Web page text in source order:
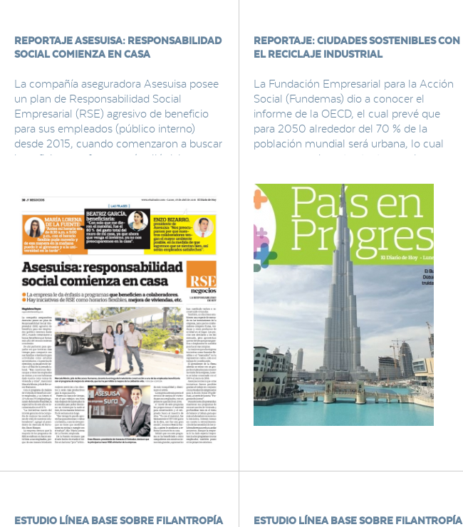
REPORTAJE ASESUISA: RESPONSABILIDAD
SOCIAL COMIENZA EN CASA
La compañía aseguradora Asesuisa posee
un plan de Responsabilidad Social
Empresarial (RSE) agresivo de beneficio
para sus empleados (público interno)
desde 2015, cuando comenzaron a buscar
beneficios que fueran más allá del
REPORTAJE: CIUDADES SOSTENIBLES CON
EL RECICLAJE INDUSTRIAL
La Fundación Empresarial para la Acción
Social (Fundemas) dio a conocer el
informe de la OECD, el cual prevé que
para 2050 alrededor del 70 % de la
población mundial será urbana, lo cual
supone grandes retos tanto para la
medio ambiente.
ESTUDIO LÍNEA BASE SOBRE FILANTROPÍA
ESTUDIO LÍNEA BASE SOBRE FILANTROPÍA